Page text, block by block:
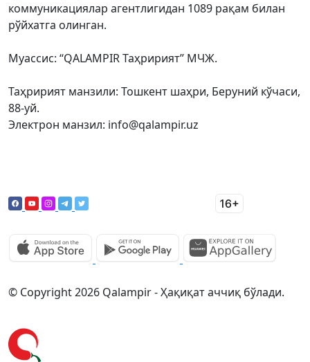
коммуникациялар агентлигидан 1089 рақам билан
рўйхатга олинган.
Муассис: “QALAMPIR Таҳририят” МЧЖ.
Таҳририят манзили: Тошкент шаҳри, Беруний кўчаси,
88-уй.
Электрон манзил: info@qalampir.uz
© Copyright 2026 Qalampir - Ҳақиқат аччиқ бўлади.